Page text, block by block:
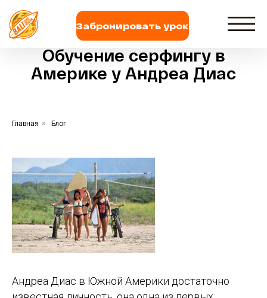
Забронировать урок
Обучение серфингу в
Америке у Андреа Диас
Главная » Блог
Андреа Диас в Южной Америки достаточно